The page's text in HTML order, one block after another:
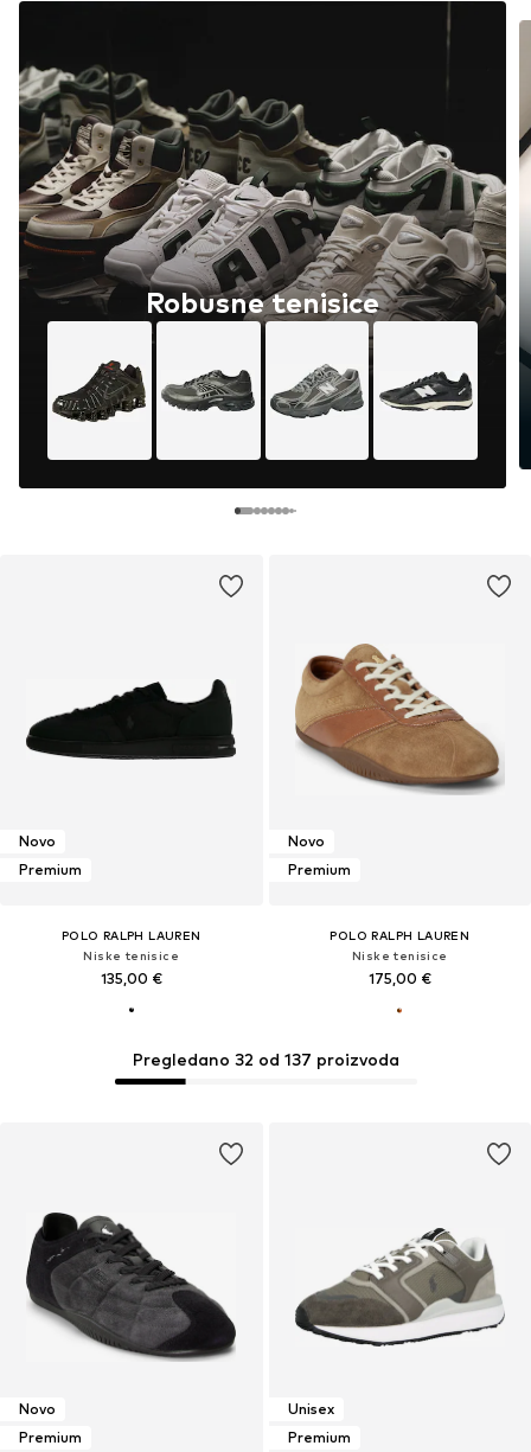
Novo
Premium
POLO RALPH LAUREN
Niske tenisice
135,00 €
Robusne tenisice
Novo
Premium
POLO RALPH LAUREN
Niske tenisice
175,00 €
Novo
Premium
Unisex
Premium
Pregledano 32 od 137 proizvoda